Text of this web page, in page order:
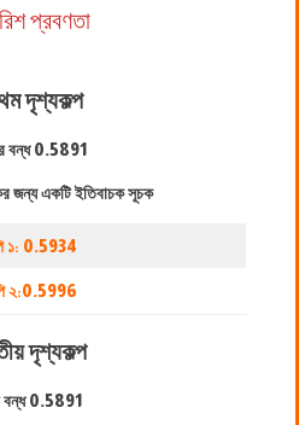
প্রবণতা
দৃশ্যকল্প
বন্ধ0.5891
জন্য একটি ইতিবাচক সূচক
১: 0.5934
২:0.5996
দৃশ্যকল্প
বন্ধ0.5891